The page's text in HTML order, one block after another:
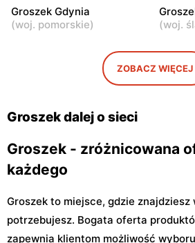
108
Nowa Iwiczna, ul. Ignacego
18
Kobyłka, ul. Nadarzyn 8
Groszek Gdynia
(woj. pomorskie)
(woj.
ZOBACZ WIĘCEJ
Groszek dalej o sieci
Groszek - zróżnicowana
każdego
Groszek to miejsce, gdzie
potrzebujesz. Bogata oferta
zapewnia klientom możliwość